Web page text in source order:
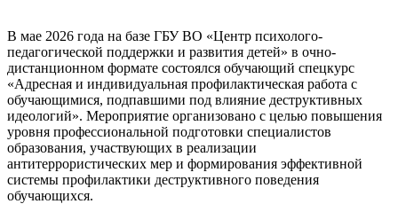
В мае 2026 года на базе ГБУ ВО «Центр психолого-
педагогической поддержки и развития детей» в очно-
дистанционном формате состоялся обучающий спецкурс
«Адресная и индивидуальная профилактическая работа с
обучающимися, подпавшими под влияние деструктивных
идеологий». Мероприятие организовано с целью повышения
уровня профессиональной подготовки специалистов
образования, участвующих в реализации
антитеррористических мер и формирования эффективной
системы профилактики деструктивного поведения
обучающихся.